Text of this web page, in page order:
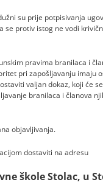
su prije potpisivanja
se protiv istog ne vodi
pravima branilaca i
pri zapošljavanju imaju
valjan dokaz, koji će
branilaca i članova
objavljivanja.
dostaviti na adresu
škole Stolac, u